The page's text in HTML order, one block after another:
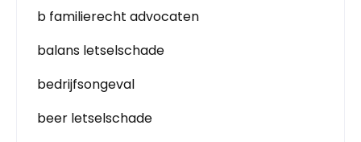
b familierecht advocaten
balans letselschade
bedrijfsongeval
beer letselschade